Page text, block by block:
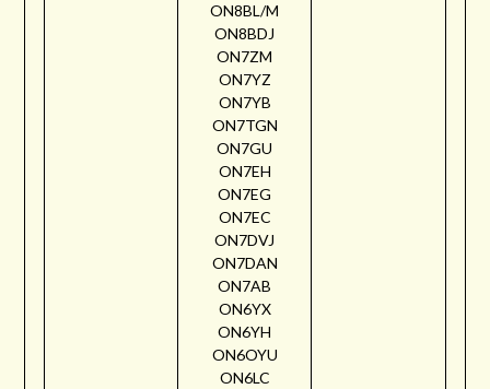
ON8BL/M
ON8BDJ
ON7ZM
ON7YZ
ON7YB
ON7TGN
ON7GU
ON7EH
ON7EG
ON7EC
ON7DVJ
ON7DAN
ON7AB
ON6YX
ON6YH
ON6OYU
ON6LC